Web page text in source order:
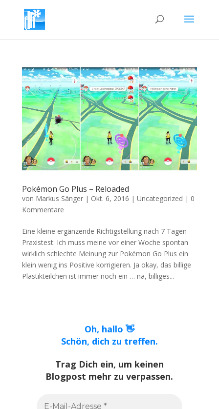
Pokémon Go Plus – Reloaded
von Markus Sänger| Okt. 6, 2016 | Uncategorized | 0
Kommentare
Eine kleine ergänzende Richtigstellung nach 7 Tagen
Praxistest: Ich muss meine vor einer Woche spontan
wirklich schlechte Meinung zur Pokémon Go Plus ein
klein wenig ins Positive korrigieren. Ja okay, das billige
Plastikteilchen ist immer noch ein … na, billiges...
Oh, hallo 👋
Schön, dich zu treffen.
Trag Dich ein, um keinen
Blogpost mehr zu verpassen.